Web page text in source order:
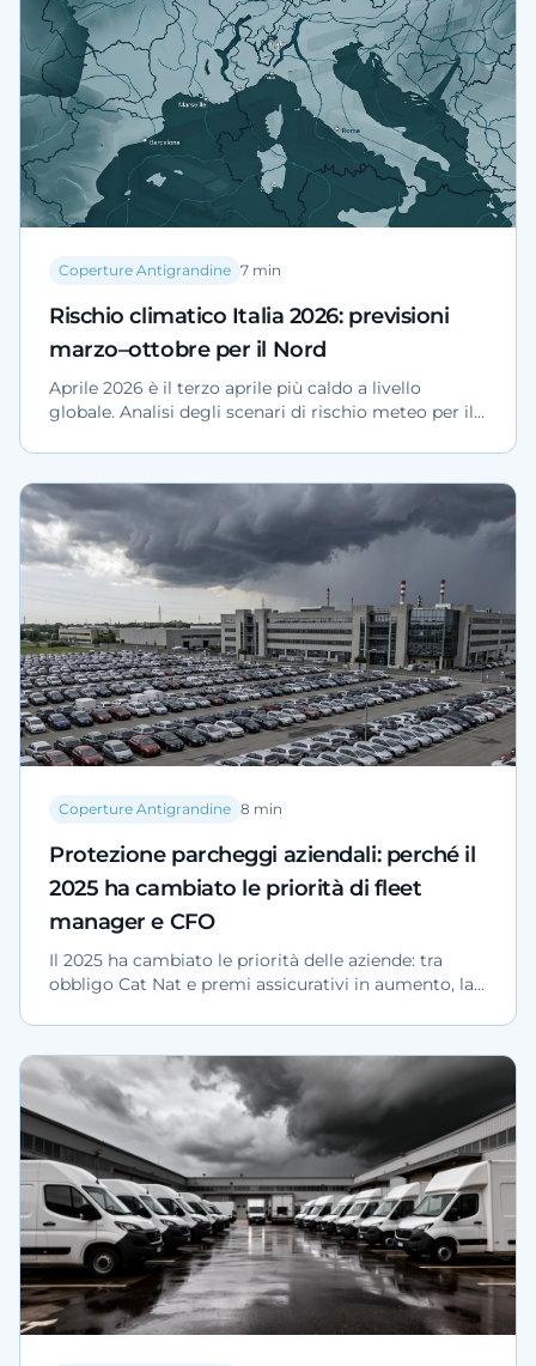
Coperture Antigrandine 7 min
Rischio climatico Italia 2026: previsioni
marzo–ottobre per il Nord
Aprile 2026 è il terzo aprile più caldo a livello
globale. Analisi degli scenari di rischio meteo per il
downburst e impatto su flotte, piazzali e
concessionarie.
Coperture Antigrandine 8 min
Protezione parcheggi aziendali: perché il
2025 ha cambiato le priorità di fleet
manager e CFO
Il 2025 ha cambiato le priorità delle aziende: tra
obbligo Cat Nat e premi assicurativi in aumento, la
scelta strategica per fleet manager, CFO e
responsabili operations.